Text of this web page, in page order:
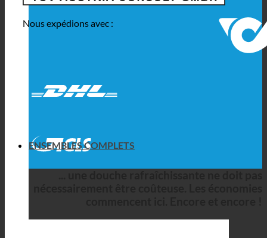
Nous expédions avec :
ENSEMBLES COMPLETS